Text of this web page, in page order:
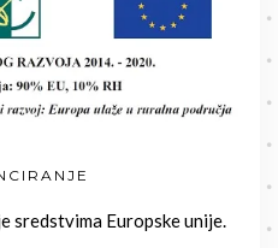
sredstvima Europske unije.